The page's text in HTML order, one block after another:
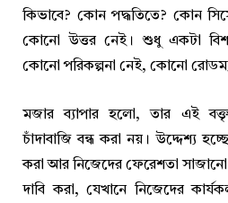
কিভাবে? কোন পদ্ধতিতে? কোন
কোনো উত্তর নেই। শুধু একটা
কোনো পরিকল্পনা নেই, কোনো
মজার ব্যাপার হলো, তার এই
চাঁদাবাজি বন্ধ করা নয়। উদ্দেশ্য
করা আর নিজেদের ফেরেশতা
দাবি করা, যেখানে নিজেদের